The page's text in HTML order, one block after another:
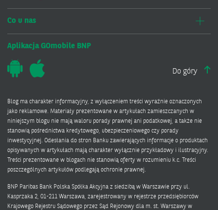
Co u nas
Aplikacja GOmobile BNP
Do góry
Blog ma charakter informacyjny, z wyłączeniem treści wyraźnie oznaczonych
jako reklamowe. Materiały prezentowane w artykułach zamieszczanych w
niniejszym blogu nie mają waloru porady prawnej ani podatkowej, a także nie
stanowią pośrednictwa kredytowego, ubezpieczeniowego czy porady
inwestycyjnej. Odesłania do stron Banku zawierających informacje o produktach
opisywanych w artykułach mają charakter wyłącznie przykładowy i ilustracyjny.
Treści prezentowane w blogach nie stanowią oferty w rozumieniu k.c. Treści
poszczególnych artykułów podlegają ochronie prawnej.
BNP Paribas Bank Polska Spółka Akcyjna z siedzibą w Warszawie przy ul.
Kasprzaka 2, 01-211 Warszawa, zarejestrowany w rejestrze przedsiębiorców
Krajowego Rejestru Sądowego przez Sąd Rejonowy dla m. st. Warszawy w